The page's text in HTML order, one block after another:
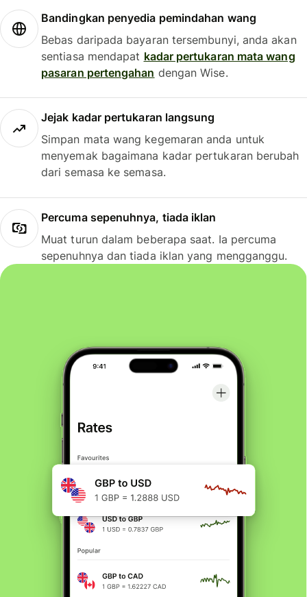
Bandingkan penyedia pemindahan wang
Bebas daripada bayaran tersembunyi, anda akan
sentiasa mendapat kadar pertukaran mata wang
pasaran pertengahan dengan Wise.
Jejak kadar pertukaran langsung
Simpan mata wang kegemaran anda untuk
menyemak bagaimana kadar pertukaran berubah
dari semasa ke semasa.
Percuma sepenuhnya, tiada iklan
Muat turun dalam beberapa saat. Ia percuma
sepenuhnya dan tiada iklan yang mengganggu.